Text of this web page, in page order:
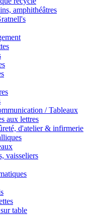
amphithéâtres
/ Tableaux
aux lettres
d'atelier & infirmerie
vaisseliers
table